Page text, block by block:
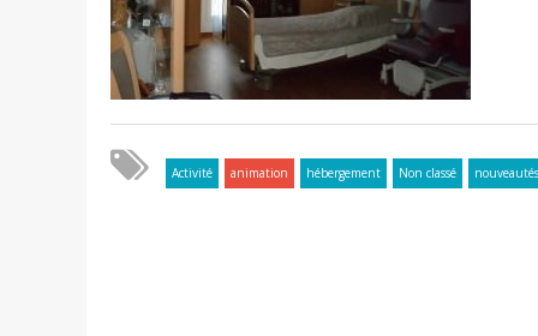
Activité animation hébergement Non classé nouveautés